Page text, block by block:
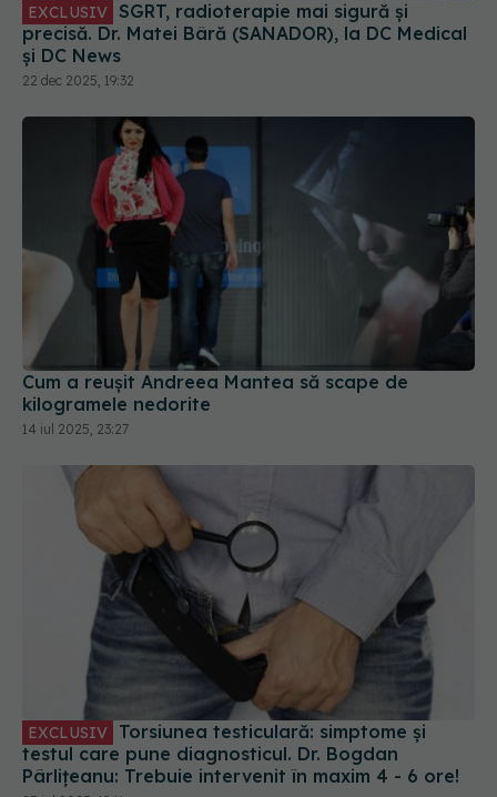
EXCLUSIV
precisă. Dr. Matei Bâră (SANADOR), la DC Medical
și DC News
22 dec 2025, 19:32
Cum a reușit Andreea Mantea să scape de
kilogramele nedorite
14 iul 2025, 23:27
EXCLUSIV
testul care pune diagnosticul. Dr. Bogdan
Pârlițeanu: Trebuie intervenit în maxim 4 - 6 ore!